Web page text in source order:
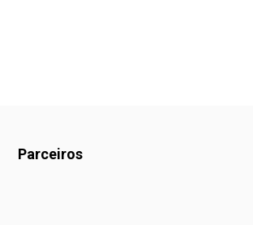
Parceiros